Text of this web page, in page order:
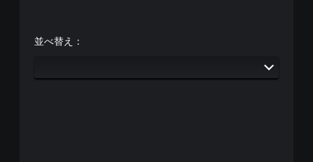
並べ替え：